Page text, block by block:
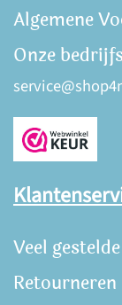
Algemene
Onze
Veel
Retourneren